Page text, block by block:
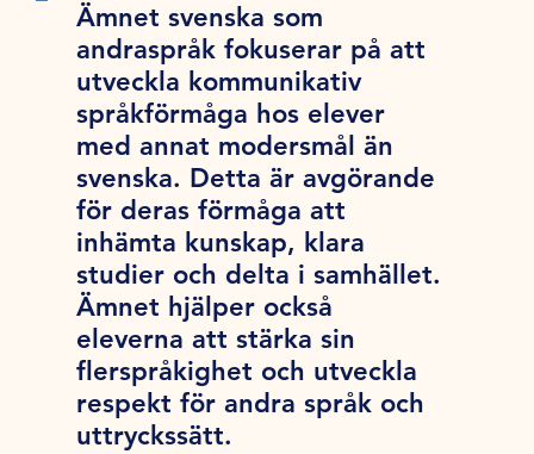
Ämnet svenska som
andraspråk fokuserar på att
utveckla kommunikativ
språkförmåga hos elever
med annat modersmål än
svenska. Detta är avgörande
för deras förmåga att
inhämta kunskap, klara
studier och delta i samhället.
Ämnet hjälper också
eleverna att stärka sin
flerspråkighet och utveckla
respekt för andra språk och
uttryckssätt.